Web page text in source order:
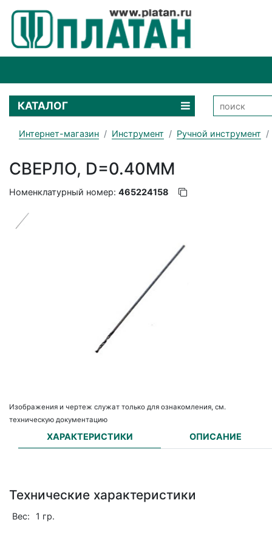
КАТАЛОГ
Интернет-магазин Инструмент Ручной инструмент
СВЕРЛО, D=0.40ММ
Номенклатурный номер: 465224158
Изображения и чертеж служат только для ознакомления, см.
техническую документацию
ХАРАКТЕРИСТИКИ ОПИСАНИЕ
Технические характеристики
Вес: 1 гр.